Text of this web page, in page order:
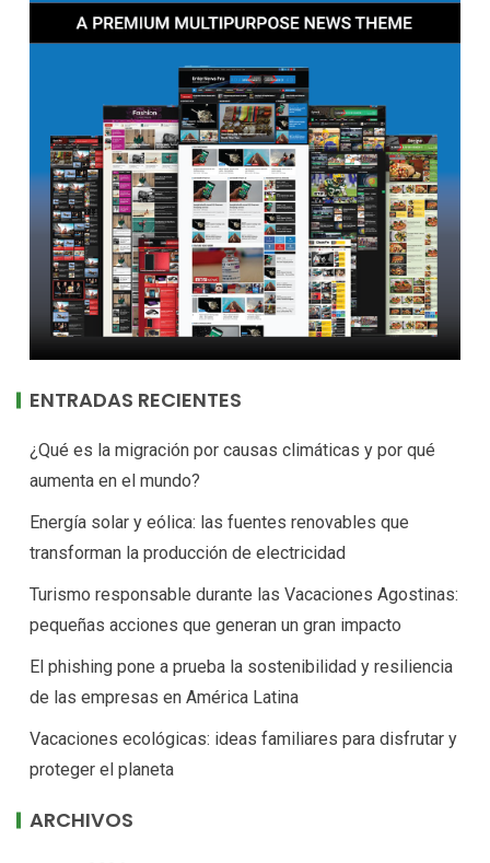
ENTRADAS RECIENTES
¿Qué es la migración por causas climáticas y por qué
aumenta en el mundo?
Energía solar y eólica: las fuentes renovables que
transforman la producción de electricidad
Turismo responsable durante las Vacaciones Agostinas:
pequeñas acciones que generan un gran impacto
El phishing pone a prueba la sostenibilidad y resiliencia
de las empresas en América Latina
Vacaciones ecológicas: ideas familiares para disfrutar y
proteger el planeta
ARCHIVOS